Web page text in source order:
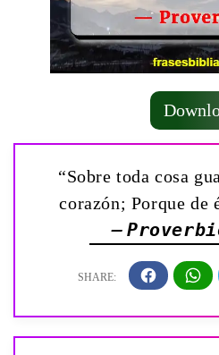
“Sobre toda cosa
corazón; Porque de
—